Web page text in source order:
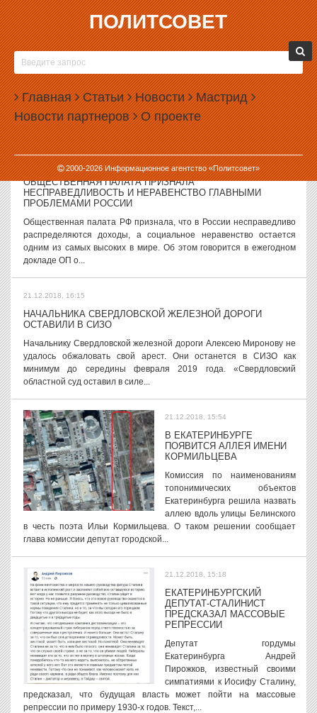
ПОЛИТСОВЕТ
Главная Статьи Новости Мастрид
Новости партнеров О проекте
2000-2026Информационное агентство «Политсовет»
21.12.2018, 17:52
В ЕКАТЕРИНБУРГЕ ПЕРЕД НОВЫМ ГОДОМ ВВЕДУТ
ОСОБЫЙ ПРОТИВОПОЖАРНЫЙ РЕЖИМ
Власти Екатеринбурга перед Новым годом введут особый
противопожарный режим и будут контролировать продажу
пиротехники. Об этом в администрации города заявили по итогам
заседания городской...
21.12.2018, 16:50
ОБЩЕСТВЕННАЯ ПАЛАТА ПРИЗНАЛА
НЕСПРАВЕДЛИВОСТЬ И НЕРАВЕНСТВО ГЛАВНЫМИ
ПРОБЛЕМАМИ РОССИИ
Общественная палата РФ признала, что в России несправедливо
распределяются доходы, а социальное неравенство остается
одним из самых высоких в мире. Об этом говорится в ежегодном
докладе ОП о...
21.12.2018, 16:15
НАЧАЛЬНИКА СВЕРДЛОВСКОЙ ЖЕЛЕЗНОЙ ДОРОГИ
ОСТАВИЛИ В СИЗО
Начальнику Свердловской железной дороги Алексею Миронову не
удалось обжаловать свой арест. Они останется в СИЗО как
минимум до середины февраля 2019 года. «Свердловский
областной суд оставил в силе...
21.12.2018, 15:54
В ЕКАТЕРИНБУРГЕ
ПОЯВИТСЯ АЛЛЕЯ ИМЕНИ
КОРМИЛЬЦЕВА
Комиссия по наименованиям
топонимических объектов
Екатеринбурга решила назвать
аллею вдоль улицы Белинского
в честь поэта Ильи Кормильцева. О таком решении сообщает
глава комиссии депутат городской...
21.12.2018, 15:18
ЕКАТЕРИНБУРГСКИЙ
ДЕПУТАТ-СТАЛИНИСТ
ПРЕДСКАЗАЛ МАССОВЫЕ
РЕПРЕССИИ
Депутат гордумы
Екатеринбурга Андрей
Пирожков, известный своими
симпатиями к Иосифу Сталину,
предсказал, что будущая власть может пойти на массовые
репрессии по примеру 1930-х годов. Текст,...